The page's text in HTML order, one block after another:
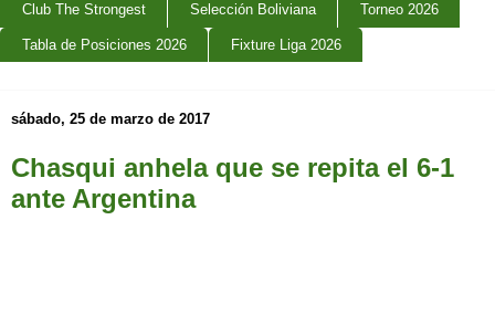
Club The Strongest Selección Boliviana Torneo 2026
Tabla de Posiciones 2026 Fixture Liga 2026
sábado, 25 de marzo de 2017
Chasqui anhela que se repita el 6-1
ante Argentina